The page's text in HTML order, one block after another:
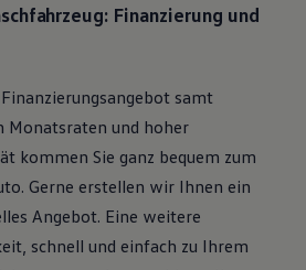
Finanzierung und
samt
Monatsraten und hoher
kommen Sie ganz bequem zum
Gerne erstellen wir Ihnen ein
Angebot. Eine weitere
schnell und einfach zu Ihrem